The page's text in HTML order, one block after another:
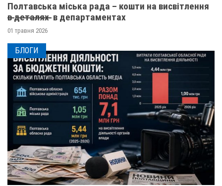
Полтавська міська рада – кошти на висвітлення
в̶ ̶д̶е̶т̶а̶л̶я̶х̶ ̶ в департаментах
01 травня 2026
БЛОГИ